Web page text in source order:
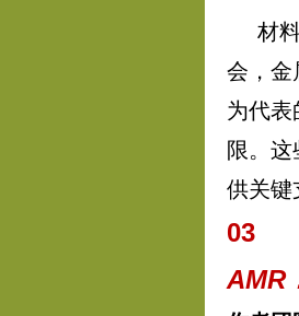
材
会，金
为代表
限。这
供关键
03
AMR